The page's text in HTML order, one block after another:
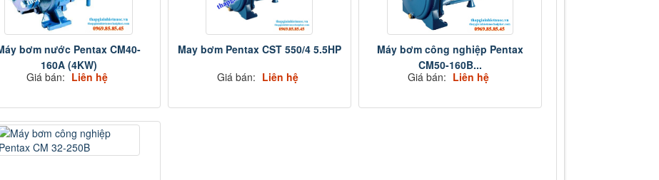
bơm nước Pentax CM40-
160A (4KW)
Giá bán: Liên hệ
May bơm Pentax CST 550/4 5.5HP
Giá bán: Liên hệ
Máy bơm công nghiệp Pentax
CM50-160B...
Giá bán: Liên hệ